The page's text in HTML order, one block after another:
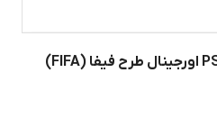
دسته بازی پلی استیشن PS5 اورجینال طرح فیفا (FIFA)